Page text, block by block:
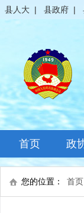
县人大 | 县政府 |
首页 政
领
您的位置： 首页